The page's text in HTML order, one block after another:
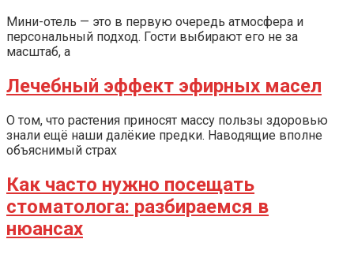
Мини-отель — это в первую очередь атмосфера и
персональный подход. Гости выбирают его не за
масштаб, а
Лечебный эффект эфирных масел
О том, что растения приносят массу пользы здоровью
знали ещё наши далёкие предки. Наводящие вполне
объяснимый страх
Как часто нужно посещать
стоматолога: разбираемся в
нюансах